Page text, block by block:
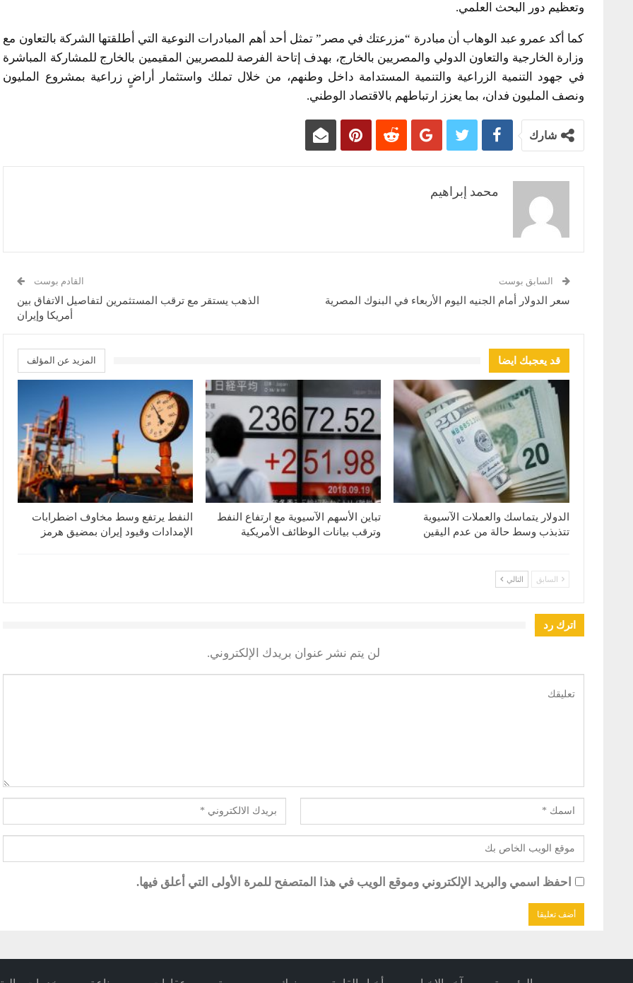
وتعظيم دور البحث العلمي.
كما أكد عمرو عبد الوهاب أن مبادرة “مزرعتك في مصر” تمثل أحد أهم المبادرات النوعية التي أطلقتها الشركة بالتعاون مع
وزارة الخارجية والتعاون الدولي والمصريين بالخارج، بهدف إتاحة الفرصة للمصريين المقيمين بالخارج للمشاركة المباشرة
في جهود التنمية الزراعية والتنمية المستدامة داخل وطنهم، من خلال تملك واستثمار أراضٍ زراعية بمشروع المليون
ونصف المليون فدان، بما يعزز ارتباطهم بالاقتصاد الوطني.
شارك
محمد إبراهيم
السابق بوست
سعر الدولار أمام الجنيه اليوم الأربعاء في البنوك المصرية
القادم بوست
الذهب يستقر مع ترقب المستثمرين لتفاصيل الاتفاق بين
أمريكا وإيران
قد يعجبك ايضا المزيد عن المؤلف
الدولار يتماسك والعملات الآسيوية
تتذبذب وسط حالة من عدم اليقين
تباين الأسهم الآسيوية مع ارتفاع النفط
وترقب بيانات الوظائف الأمريكية
النفط يرتفع وسط مخاوف اضطرابات
الإمدادات وقيود إيران بمضيق هرمز
السابق التالي
اترك رد
لن يتم نشر عنوان بريدك الإلكتروني.
احفظ اسمي والبريد الإلكتروني وموقع الويب في هذا المتصفح للمرة الأولى التي أعلق فيها.